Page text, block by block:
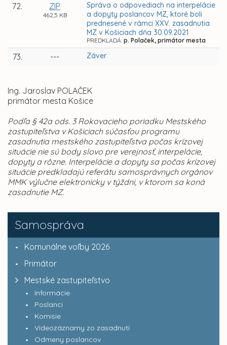
Samospráva
Komunálne voľby 2026
Primátor
Mestské zastupiteľstvo
Informácie
Poslanci
Komisie
Videozáznamy zo zasadnutí
Odmeny poslancov
72. ZIP
462,5 KB
Správa o odpovediach na interpelácie
a dopyty poslancov MZ, ktoré boli
prednesené v rámci XXV. zasadnutia
MZ v Košiciach dňa 30.09.2021
PREDKLADÁ: p. Polaček, primátor mesta
73. --- Záver
Ing. Jaroslav POLAČEK
primátor mesta Košice
Podľa § 42a ods. 3 Rokovacieho poriadku Mestského
zastupiteľstva v Košiciach súčasťou programu
zasadnutia mestského zastupiteľstva počas krízovej
situácie nie sú body slovo pre verejnosť, interpelácie,
dopyty a rôzne. Interpelácie a dopyty sa počas krízovej
situácie predkladajú referátu samosprávnych orgánov
MMK výlučne elektronicky v týždni, v ktorom sa koná
zasadnutie MZ.